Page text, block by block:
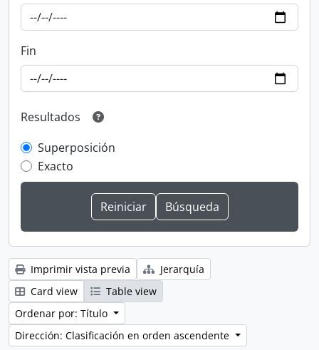
Fin
Resultados
Superposición
Exacto
Imprimir vista previa
Jerarquía
Card view
Table view
Ordenar por: Título
Dirección: Clasificación en orden ascendente